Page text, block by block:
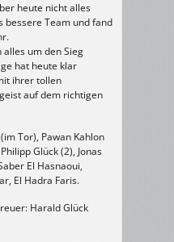
heute nicht alles
bessere Team und fand
alles um den Sieg
hat heute klar
ihrer tollen
auf dem richtigen
Tor), Pawan Kahlon
Glück (2), Jonas
El Hasnaoui,
El Hadra Faris.
Harald Glück